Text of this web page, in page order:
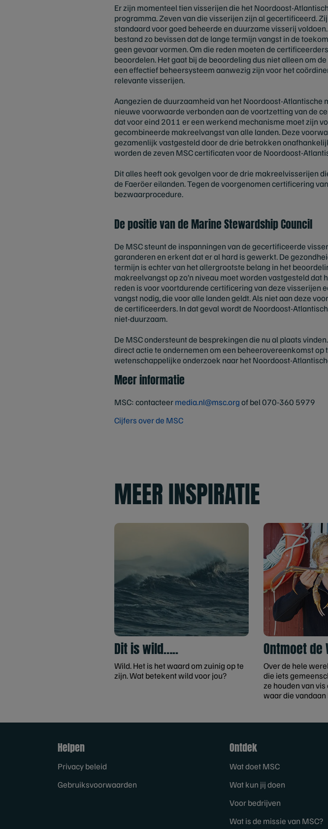
Er zijn momenteel tien visserijen die het Noordoost-
programma. Zeven van die visserijen zijn al gecertificeerd.
standaard voor goed beheerde en duurzame visserij
bestand zo bevissen dat de lange termijn vangst in de
geen gevaar vormen. Om die reden moeten de
beoordelen. Het gaat bij de beoordeling dus niet alleen om
een effectief beheersysteem aanwezig zijn voor het
relevante visserijen.
Aangezien de duurzaamheid van het Noordoost-
nieuwe voorwaarde verbonden aan de voortzetting van de
dat voor eind 2011 er een werkend mechanisme moet zijn
gecombineerde makreelvangst van alle landen. Deze
gezamenlijk vastgesteld door de drie betrokken
worden de zeven MSC certificaten voor de Noordoost-
Dit alles heeft ook gevolgen voor de drie makreelvisserijen
de Faeröer eilanden. Tegen de voorgenomen certificering
bezwaarprocedure.
De positie van de Marine Stewardship Council
De MSC steunt de inspanningen van de gecertificeerde
garanderen en erkent dat er al hard is gewerkt. De
termijn is echter van het allergrootste belang in het
makreelvangst op zo’n niveau moet worden vastgesteld dat
reden is voor voortdurende certificering van deze visserijen
vangst nodig, die voor alle landen geldt. Als niet aan deze
de certificeerders. In dat geval wordt de Noordoost-
niet-duurzaam.
De MSC ondersteunt de besprekingen die nu al plaats
direct actie te ondernemen om een beheerovereenkomst
wetenschappelijke onderzoek naar het Noordoost-
Meer informatie
MSC: contacteermedia.nl@msc.orgof bel 070-360 5979
Cijfers over de MSC
MEER INSPIRATIE
Dit is wild…..
Wild. Het is het waard om zuinig op te
zijn. Wat betekent wild voor jou?
Ontmoet de
Over de hele
die iets
ze houden van
waar die vandaan
Helpen
Privacy beleid
Gebruiksvoorwaarden
Ontdek
Wat doet MSC
Wat kun jij doen
Voor bedrijven
Wat is de missie van MSC?